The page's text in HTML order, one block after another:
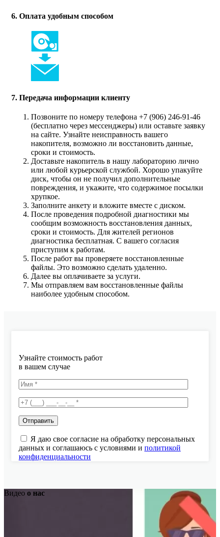
6. Оплата удобным способом
7. Передача информации клиенту
Позвоните по номеру телефона +7 (906) 246-91-46
(бесплатно через мессенджеры) или оставьте заявку
на сайте. Узнайте неисправность вашего
накопителя, возможно ли восстановить данные,
сроки и стоимость.
Доставьте накопитель в нашу лабораторию лично
или любой курьерской службой. Хорошо упакуйте
диск, чтобы он не получил дополнительные
повреждения, и укажите, что содержимое посылки
хрупкое.
Заполните анкету и вложите вместе с диском.
После проведения подробной диагностики мы
сообщим возможность восстановления данных,
сроки и стоимость. Для жителей регионов
диагностика бесплатная. С вашего согласия
приступим к работам.
После работ вы проверяете восстановленные
файлы. Это возможно сделать удаленно.
Далее вы оплачиваете за услуги.
Мы отправляем вам восстановленные файлы
наиболее удобным способом.
Узнайте стоимость работ
в вашем случае
Я даю свое согласие на обработку персональных
данных и соглашаюсь с условиями и политикой
конфиденциальности
Видео о нас